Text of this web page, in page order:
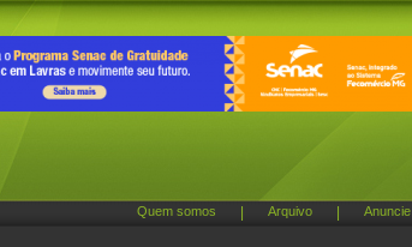
Quem somos Arquivo Anuncie